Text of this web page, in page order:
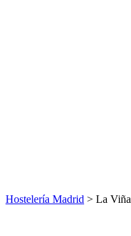
Hostelería Madrid > La Viña